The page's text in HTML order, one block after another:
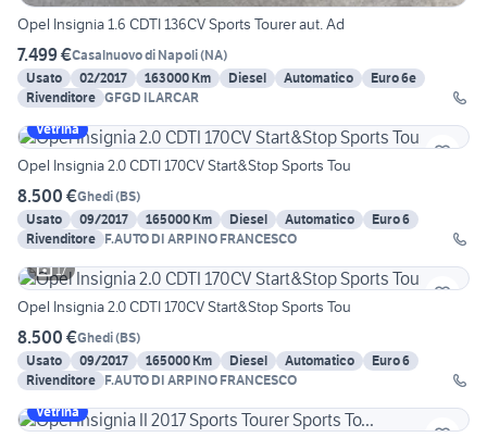
Opel Insignia 1.6 CDTI 136CV Sports Tourer aut. Ad
7.499 €Casalnuovo di Napoli(NA)
Usato
02/2017 163000 Km Diesel Automatico
Euro 6e
Rivenditore GFGD ILARCAR
Vetrina
Opel Insignia 2.0 CDTI 170CV Start&Stop Sports Tou
8.500 €Ghedi(BS)
Usato
09/2017 165000 Km Diesel Automatico
Euro 6
Rivenditore F.AUTO DI ARPINO FRANCESCO
17
Opel Insignia 2.0 CDTI 170CV Start&Stop Sports Tou
8.500 €Ghedi(BS)
Usato
09/2017 165000 Km Diesel Automatico
Euro 6
Rivenditore F.AUTO DI ARPINO FRANCESCO
Vetrina